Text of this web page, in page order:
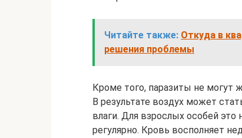
Читайте также: Откуда в
решения проблемы
Кроме того, паразиты не могут
В результате воздух может
влаги. Для взрослых особей
регулярно. Кровь восполняет